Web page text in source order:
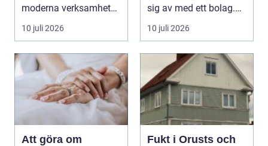
moderna verksamheter.
Den används för att fl...
10 juli 2026
sig av med ett bolag.
För många ä...
10 juli 2026
Att göra om
Fukt i Orusts och